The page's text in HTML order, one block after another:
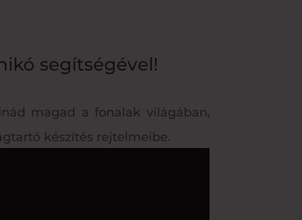
segítségével!
magad a fonalak világában,
készítés rejtelmeibe.